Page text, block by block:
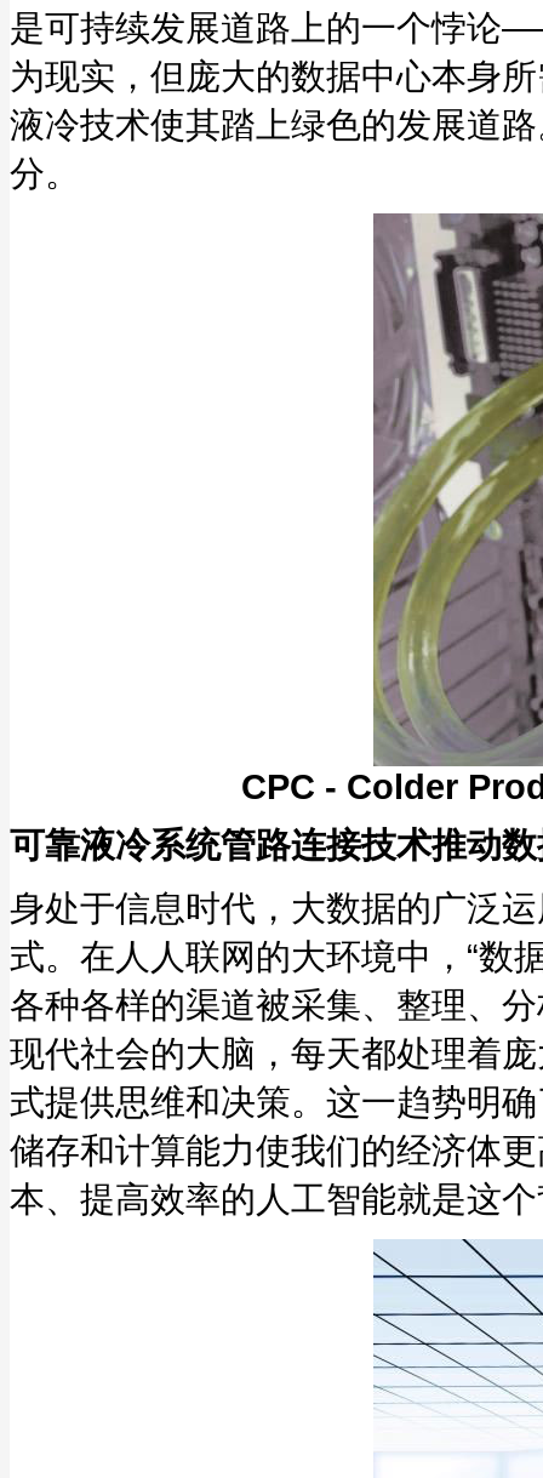
是可持续发展道路上的一个悖论
为现实，但庞大的数据中心本身
液冷技术使其踏上绿色的发展道
分。
CPC - Colder
可靠液冷系统管路连接技术推动
身处于信息时代，大数据的广泛
式。在人人联网的大环境中，“数
各种各样的渠道被采集、整理、
现代社会的大脑，每天都处理着
式提供思维和决策。这一趋势明
储存和计算能力使我们的经济体
本、提高效率的人工智能就是这